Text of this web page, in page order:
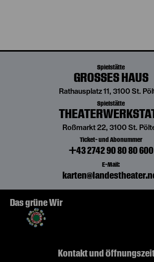
Spielstätte
GROSSES HAUS
Rathausplatz 11, 3100 St.
Spielstätte
Roßmarkt 22, 3100 St.
Ticket- und Abonummer
+43 2742 90 80 80 600
E-Mail:
Das grüne Wir
Kontakt und